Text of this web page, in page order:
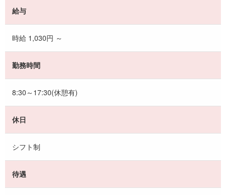
給与
時給 1,030円 ～
勤務時間
8:30～17:30(休憩有)
休日
シフト制
待遇